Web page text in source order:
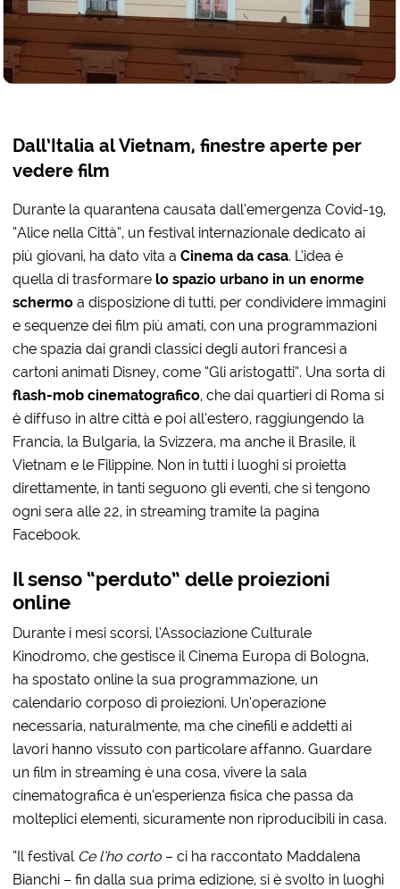
Dall’Italia al Vietnam, finestre aperte per
vedere film
Durante la quarantena causata dall’emergenza Covid-19,
“Alice nella Città”, un festival internazionale dedicato ai
più giovani, ha dato vita aCinema da casa. L’idea è
quella di trasformare lo spazio urbano in un enorme
schermoa disposizione di tutti, per condividere immagini
e sequenze dei film più amati, con una programmazioni
che spazia dai grandi classici degli autori francesi a
cartoni animati Disney, come “Gli aristogatti”. Una sorta di
flash-mob cinematografico, che dai quartieri di Roma si
è diffuso in altre città e poi all’estero, raggiungendo la
Francia, la Bulgaria, la Svizzera, ma anche il Brasile, il
Vietnam e le Filippine. Non in tutti i luoghi si proietta
direttamente, in tanti seguono gli eventi, che si tengono
ogni sera alle 22, in streaming tramite la pagina
Facebook.
Il senso “perduto” delle proiezioni
online
Durante i mesi scorsi, l’Associazione Culturale
Kinodromo, che gestisce il Cinema Europa di Bologna,
ha spostato online la sua programmazione, un
calendario corposo di proiezioni. Un’operazione
necessaria, naturalmente, ma che cinefili e addetti ai
lavori hanno vissuto con particolare affanno. Guardare
un film in streaming è una cosa, vivere la sala
cinematografica è un’esperienza fisica che passa da
molteplici elementi, sicuramente non riproducibili in casa.
“Il festival Ce l’ho corto – ci ha raccontato Maddalena
Bianchi – fin dalla sua prima edizione, si è svolto in luoghi